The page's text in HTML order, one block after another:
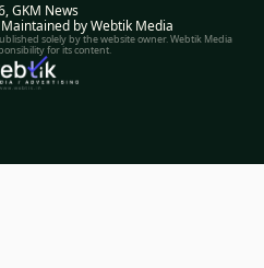
GKM News
by Webtik Media
solely by the website owner. Webtik Media
for its content.